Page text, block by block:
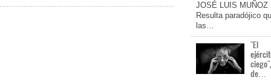
JOSÉ LUIS MUÑOZ
Resulta paradójico
las…
"El
de…